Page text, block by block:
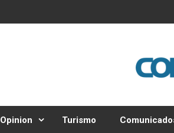
Opinion Turismo